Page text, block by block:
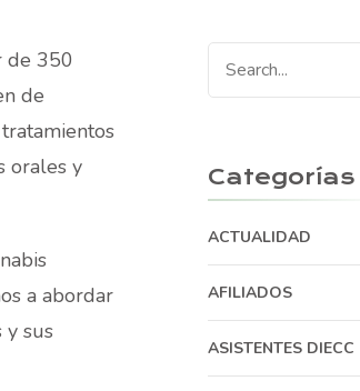
de 350
de
orales y
a abordar
y sus
Search
for:
Categorías
ACTUALIDAD
AFILIADOS
ASISTENTES DIECC